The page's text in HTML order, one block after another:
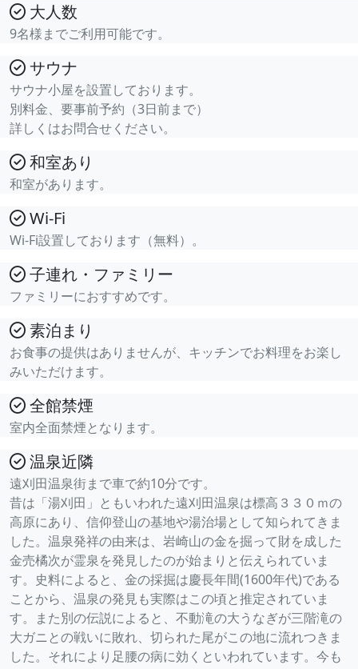
大人数
9名様までご利用可能です。
サウナ
サウナ小屋を設置しております。
別料金、要事前予約（3日前まで）
詳しくはお問合せください。
和室あり
和室があります。
Wi-Fi
Wi-Fi設置しております（無料）。
子連れ・ファミリー
ファミリーにおすすめです。
素泊まり
お食事の提供はありませんが、キッチンでお料理をお楽し
みいただけます。
全館禁煙
室内全面禁煙となります。
温泉近隣
遠刈田温泉街まで車で約10分です。
昔は「湯刈田」ともいわれた遠刈田温泉は標高３３０ｍの
高原にあり、信仰登山の基地や湯治場として知られてきま
した。温泉発祥の由来は、岩崎山の金を掘って財を成した
金売橘次が霊泉を発見したのが始まりと伝えられていま
す。史料によると、金の採掘は慶長年間(1600年代)である
ことから、温泉の発見も実際はこの頃と推定されていま
す。また別の伝説によると、不動滝の大うなぎが三階滝の
大ガニとの戦いに敗れ、切られた尾がこの地に流れつきま
した。それにより足腰の病に効くといわれています。今も